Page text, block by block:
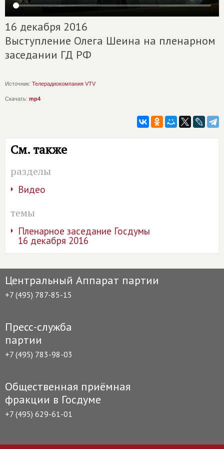
16 декабря 2016
Выступление Олега Шеина на пленарном
заседании ГД РФ
Источник: Телерадиокомпания VTV
Скачать: mp4
См. также
разделы
Видео
темы
Пленарное заседание Госдумы
16 декабря 2016
Центральный Аппарат партии
+7 (495) 787-85-15
Пресс-служба
партии
+7 (495) 783-98-03
Общественная приёмная
фракции в Госдуме
+7 (495) 629-61-01